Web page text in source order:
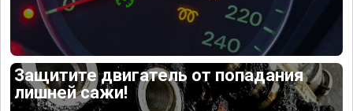
Защитите двигатель от попадания
лишней сажи!